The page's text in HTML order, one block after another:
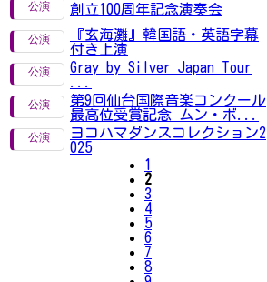
創立100周年記念演奏会
『玄海灘』韓国語・英語字幕
付き上演
Gray by Silver Japan Tour
第9回仙台国際音楽コンクール
最高位受賞記念 ムン・ボ...
ヨコハマダンスコレクション2
025
1
2
3
4
5
6
7
8